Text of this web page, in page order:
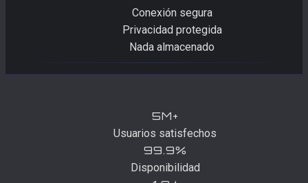
Conexión segura
Privacidad protegida
Nada almacenado
5M+
Usuarios satisfechos
99.9%
Disponibilidad